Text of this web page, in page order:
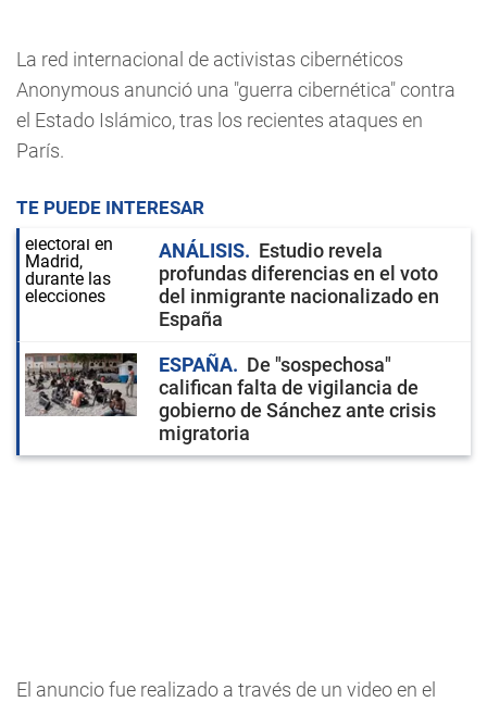
La red internacional de activistas cibernéticos
Anonymous anunció una "guerra cibernética" contra
el Estado Islámico, tras los recientes ataques en
París.
TE PUEDE INTERESAR
ANÁLISIS
Estudio revela
profundas diferencias en el voto
del inmigrante nacionalizado en
España
ESPAÑA
De "sospechosa"
califican falta de vigilancia de
gobierno de Sánchez ante crisis
migratoria
El anuncio fue realizado a través de un video en el